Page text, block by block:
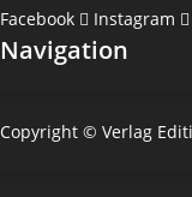
Facebook Instagram
Navigation
Copyright © Verlag